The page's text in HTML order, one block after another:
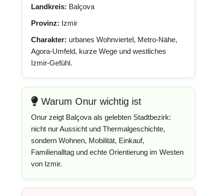
Landkreis: Balçova
Provinz: Izmir
Charakter: urbanes Wohnviertel, Metro-Nähe,
Agora-Umfeld, kurze Wege und westliches
Izmir-Gefühl.
Warum Onur wichtig ist
Onur zeigt Balçova als gelebten Stadtbezirk:
nicht nur Aussicht und Thermalgeschichte,
sondern Wohnen, Mobilität, Einkauf,
Familienalltag und echte Orientierung im Westen
von Izmir.